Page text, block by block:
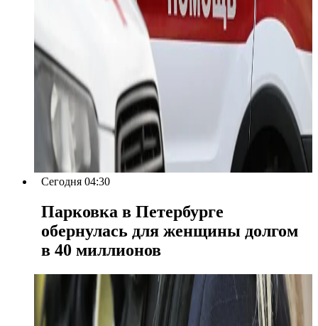
Сегодня 04:30
Парковка в Петербурге
обернулась для женщины долгом
в 40 миллионов